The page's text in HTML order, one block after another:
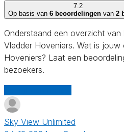
7.2
Op basis van 6 beoordelingen van 2
Onderstaand een overzicht
Vledder Hoveniers. Wat is
Hoveniers? Laat een
bezoekers.
Sky View Unlimited